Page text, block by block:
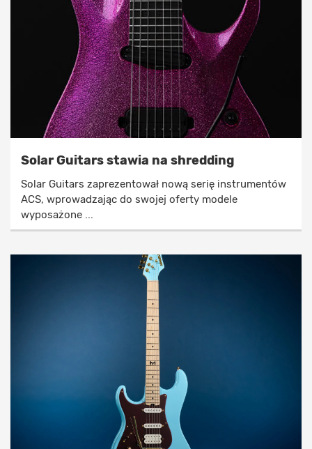
Solar Guitars stawia na shredding
Solar Guitars zaprezentował nową serię instrumentów
ACS, wprowadzając do swojej oferty modele
wyposażone ...